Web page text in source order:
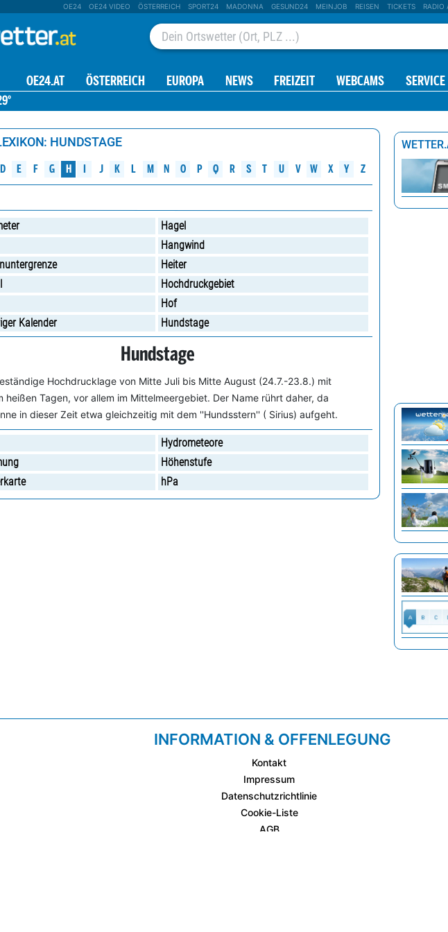
OE24 OE24 VIDEO ÖSTERREICH SPORT24 MADONNA GESUND24 MEINJOB REISEN TICKETS RADIO
OE24.AT ÖSTERREICH EUROPA NEWS FREIZEIT WEBCAMS SERVICE
HUNDSTAGE
D E F G H J K L M N O P Q R S T U V W X Y Z
Hagel
Hangwind
Heiter
Hochdruckgebiet
Hof
Kalender
Hundstage
Hundstage
Hochdrucklage von Mitte Juli bis Mitte August (24.7.-23.8.) mit
heißen Tagen, vor allem im Mittelmeergebiet. Der Name rührt daher, da
in dieser Zeit etwa gleichzeitig mit dem ''Hundsstern'' ( Sirius) aufgeht.
Hydrometeore
Höhenstufe
hPa
INFORMATION & OFFENLEGUNG
Kontakt
Impressum
Datenschutzrichtlinie
Cookie-Liste
AGB